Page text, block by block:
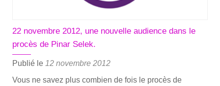
22 novembre 2012, une nouvelle audience dans le
procès de Pinar Selek.
Publié le 12 novembre 2012
Vous ne savez plus com­bien de fois le pro­cès de